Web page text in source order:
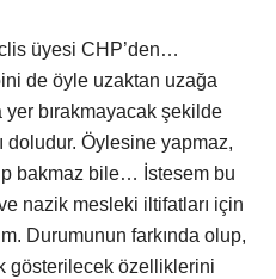
üyesi CHP’den…
de öyle uzaktan uzağa
bırakmayacak şekilde
doludur. Öylesine yapmaz,
bakmaz bile… İstesem bu
nazik mesleki iltifatları için
Durumunun farkında olup,
gösterilecek özelliklerini